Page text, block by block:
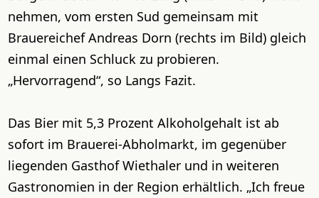
nehmen, vom ersten Sud gemeinsam mit
Brauereichef Andreas Dorn (rechts im Bild) gleich
einmal einen Schluck zu probieren.
„Hervorragend“, so Langs Fazit.
Das Bier mit 5,3 Prozent Alkoholgehalt ist ab
sofort im Brauerei-Abholmarkt, im gegenüber
liegenden Gasthof Wiethaler und in weiteren
Gastronomien in der Region erhältlich. „Ich freue